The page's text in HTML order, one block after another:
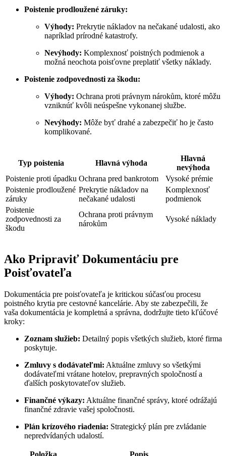
Poistenie prodloužené záruky:
Výhody: Prekrytie nákladov na nečakané udalosti, ako
napríklad prírodné katastrofy.
Nevýhody: Komplexnosť poistných podmienok a
možná neochota poisťovne preplatiť všetky náklady.
Poistenie zodpovednosti za škodu:
Výhody: Ochrana proti právnym nárokům, ktoré môžu
vzniknúť kvôli neúspešne vykonanej službe.
Nevýhody: Môže byť drahé a zabezpečiť ho je často
komplikované.
Typ poistenia Hlavná výhoda
Hlavná
nevýhoda
Poistenie proti úpadku Ochrana pred bankrotom
Vysoké prémie
Poistenie prodloužené
záruky
Prekrytie nákladov na
nečakané udalosti
Komplexnosť
podmienok
Poistenie
zodpovednosti za
škodu
Ochrana proti právnym
nárokům
Vysoké náklady
Ako Pripraviť Dokumentáciu pre
Poisťovateľa
Dokumentácia pre poisťovateľa je kritickou súčasťou procesu
poistného krytia pre cestovné kancelárie. Aby ste zabezpečili, že
vaša dokumentácia je kompletná a správna, dodržujte tieto kľúčové
kroky:
Zoznam služieb: Detailný popis všetkých služieb, ktoré firma
poskytuje.
Zmluvy s dodávateľmi: Aktuálne zmluvy so všetkými
dodávateľmi vrátane hotelov, prepravných spoločností a
ďalších poskytovateľov služieb.
Finančné výkazy: Aktuálne finančné správy, ktoré odrážajú
finančné zdravie vašej spoločnosti.
Plán krízového riadenia: Strategický plán pre zvládanie
nepredvídaných udalostí.
Položka Popis